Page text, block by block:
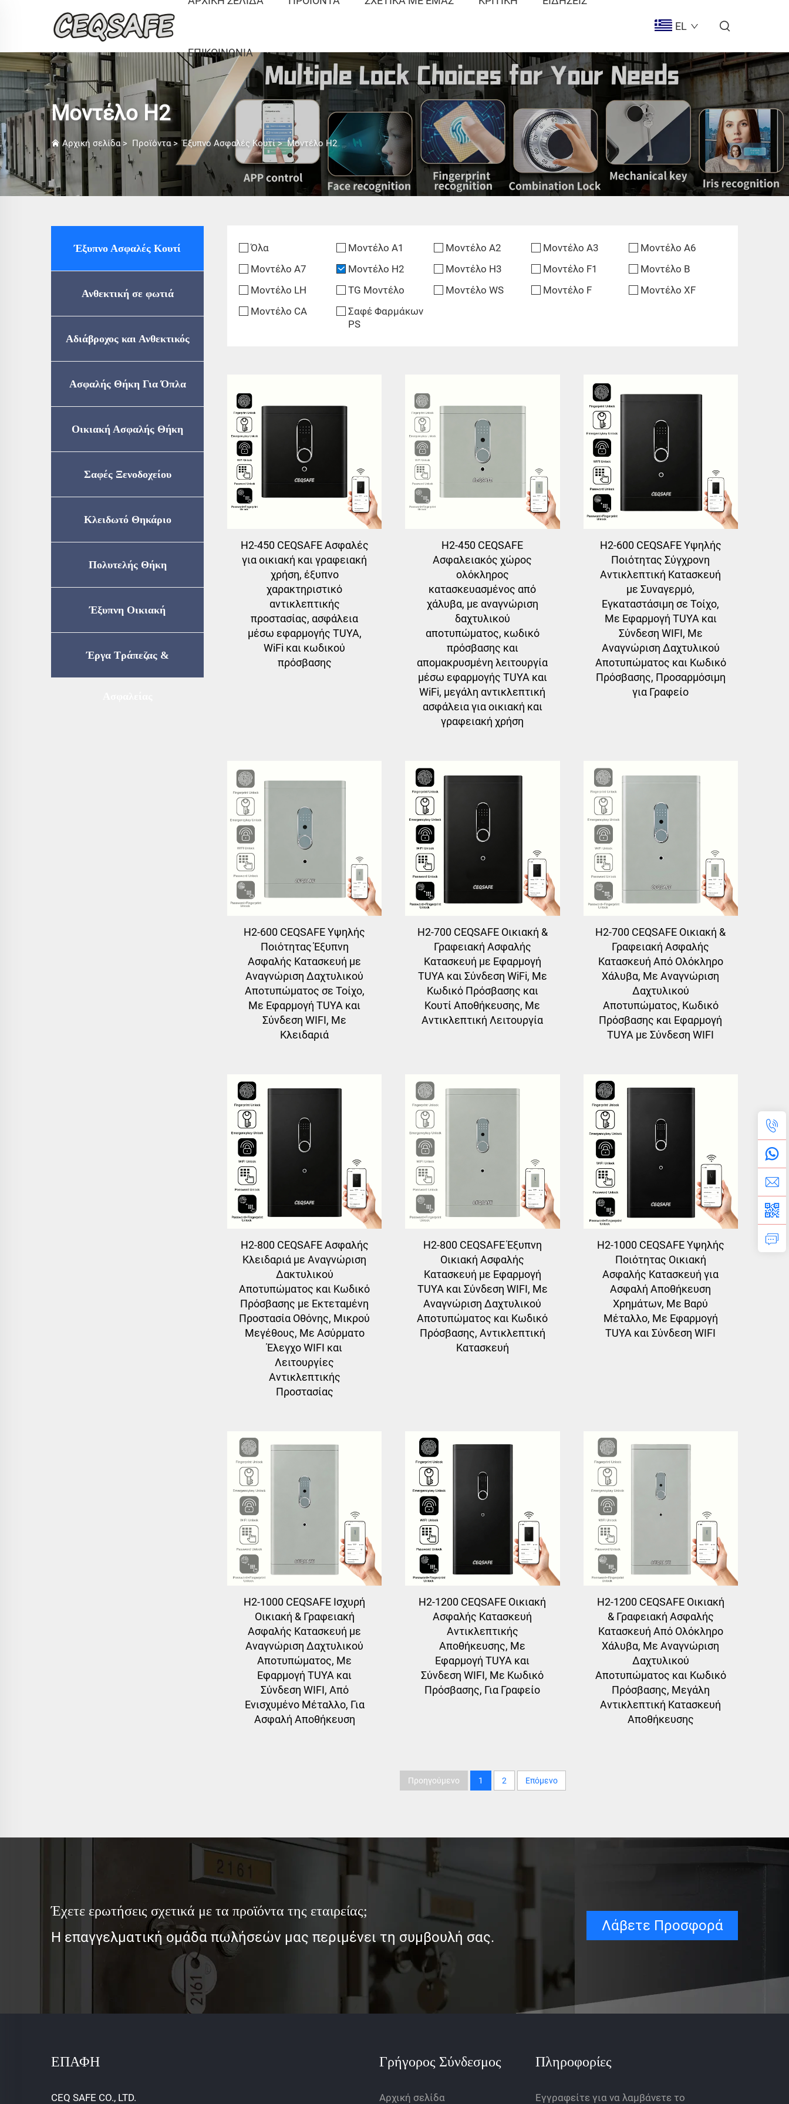
ΕΠΙΚΟΙΝΩΝΊΑ
EL
Μοντέλο H2
Αρχική σελίδα> Προϊόντα>Έξυπνο Ασφαλές Κουτί>Μοντέλο H2
Έξυπνο Ασφαλές Κουτί
Ανθεκτική σε φωτιά
Ασφαλής Θήκη
Αδιάβροχος και Ανθεκτικός
σε Πυρκαγιά
Ασφαλής Θήκη Για Όπλα
Οικιακή Ασφαλής Θήκη
Σαφές Ξενοδοχείου
Κλειδωτό Θηκάριο
Πολυτελής Θήκη
Ασφαλείας
Έξυπνη Οικιακή
Αποθήκευση
Έργα Τράπεζας &
Όλα Μοντέλο A1 Μοντέλο A2 Μοντέλο A3
Μοντέλο A6
Μοντέλο A7
Μοντέλο H2 Μοντέλο H3 Μοντέλο F1
Μοντέλο B
Μοντέλο LH
TG Μοντέλο Μοντέλο WS Μοντέλο F
Μοντέλο XF
Μοντέλο CA
Σαφέ Φαρμάκων
PS
H2-450 CEQSAFE Ασφαλές
για οικιακή και γραφειακή
χρήση, έξυπνο
χαρακτηριστικό
αντικλεπτικής
προστασίας, ασφάλεια
μέσω εφαρμογής TUYA,
WiFi και κωδικού
πρόσβασης
H2-450 CEQSAFE
Ασφαλειακός χώρος
ολόκληρος
κατασκευασμένος από
χάλυβα, με αναγνώριση
δαχτυλικού
αποτυπώματος, κωδικό
πρόσβασης και
απομακρυσμένη λειτουργία
μέσω εφαρμογής TUYA και
WiFi, μεγάλη αντικλεπτική
ασφάλεια για οικιακή και
γραφειακή χρήση
H2-600 CEQSAFE Υψηλής
Ποιότητας Σύγχρονη
Αντικλεπτική Κατασκευή
με Συναγερμό,
Εγκαταστάσιμη σε Τοίχο,
Με Εφαρμογή TUYA και
Σύνδεση WIFI, Με
Αναγνώριση Δαχτυλικού
Αποτυπώματος και Κωδικό
Πρόσβασης, Προσαρμόσιμη
για Γραφείο
H2-600 CEQSAFE Υψηλής
Ποιότητας Έξυπνη
Ασφαλής Κατασκευή με
Αναγνώριση Δαχτυλικού
Αποτυπώματος σε Τοίχο,
Με Εφαρμογή TUYA και
Σύνδεση WIFI, Με
Κλειδαριά
H2-700 CEQSAFE Οικιακή &
Γραφειακή Ασφαλής
Κατασκευή με Εφαρμογή
TUYA και Σύνδεση WiFi, Με
Κωδικό Πρόσβασης και
Κουτί Αποθήκευσης, Με
Αντικλεπτική Λειτουργία
H2-700 CEQSAFE Οικιακή &
Γραφειακή Ασφαλής
Κατασκευή Από Ολόκληρο
Χάλυβα, Με Αναγνώριση
Δαχτυλικού
Αποτυπώματος, Κωδικό
Πρόσβασης και Εφαρμογή
TUYA με Σύνδεση WIFI
H2-800 CEQSAFE Ασφαλής
Κλειδαριά με Αναγνώριση
Δακτυλικού
Αποτυπώματος και Κωδικό
Πρόσβασης με Εκτεταμένη
Προστασία Οθόνης, Μικρού
Μεγέθους, Με Ασύρματο
Έλεγχο WIFI και
Λειτουργίες
Αντικλεπτικής
Προστασίας
H2-800 CEQSAFE Έξυπνη
Οικιακή Ασφαλής
Κατασκευή με Εφαρμογή
TUYA και Σύνδεση WIFI, Με
Αναγνώριση Δαχτυλικού
Αποτυπώματος και Κωδικό
Πρόσβασης, Αντικλεπτική
Κατασκευή
H2-1000 CEQSAFE Υψηλής
Ποιότητας Οικιακή
Ασφαλής Κατασκευή για
Ασφαλή Αποθήκευση
Χρημάτων, Με Βαρύ
Μέταλλο, Με Εφαρμογή
TUYA και Σύνδεση WIFI
H2-1000 CEQSAFE Ισχυρή
Οικιακή & Γραφειακή
Ασφαλής Κατασκευή με
Αναγνώριση Δαχτυλικού
Αποτυπώματος, Με
Εφαρμογή TUYA και
Σύνδεση WIFI, Από
Ενισχυμένο Μέταλλο, Για
Ασφαλή Αποθήκευση
H2-1200 CEQSAFE Οικιακή
Ασφαλής Κατασκευή
Αντικλεπτικής
Αποθήκευσης, Με
Εφαρμογή TUYA και
Σύνδεση WIFI, Με Κωδικό
Πρόσβασης, Για Γραφείο
H2-1200 CEQSAFE Οικιακή
& Γραφειακή Ασφαλής
Κατασκευή Από Ολόκληρο
Χάλυβα, Με Αναγνώριση
Δαχτυλικού
Αποτυπώματος και Κωδικό
Πρόσβασης, Μεγάλη
Αντικλεπτική Κατασκευή
Αποθήκευσης
Προηγούμενο 1 2 Επόμενο
Έχετε ερωτήσεις σχετικά με τα προϊόντα της εταιρείας;
Η επαγγελματική ομάδα πωλήσεών μας περιμένει τη συμβουλή σας.
Λάβετε Προσφορά
ΕΠΑΦΗ
CEQ SAFE CO., LTD.
Γρήγορος Σύνδεσμος
Αρχική σελίδα
Πληροφορίες
Εγγραφείτε για να λαμβάνετε το